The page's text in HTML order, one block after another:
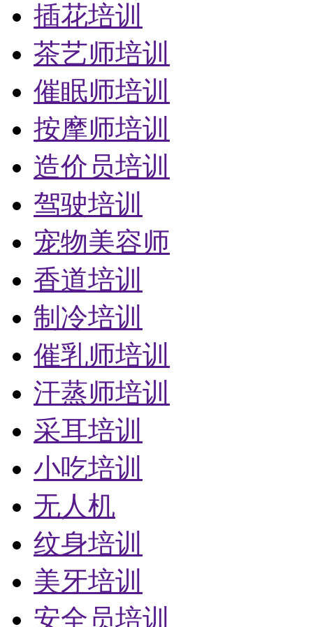
插花培训
茶艺师培训
催眠师培训
按摩师培训
造价员培训
驾驶培训
宠物美容师
香道培训
制冷培训
催乳师培训
汗蒸师培训
采耳培训
小吃培训
无人机
纹身培训
美牙培训
安全员培训